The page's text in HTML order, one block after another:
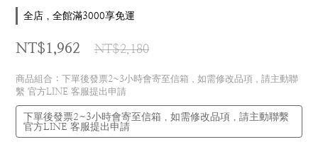
全店，全館滿3000享免運
NT$1,962 NT$2,180
商品組合 : 下單後發票2~3小時會寄至信箱，如需修改品項，請主動聯
繫 官方LINE 客服提出申請
下單後發票2~3小時會寄至信箱，如需修改品項，請主動聯繫
官方LINE 客服提出申請